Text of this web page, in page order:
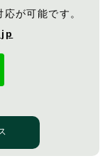
が可能です。